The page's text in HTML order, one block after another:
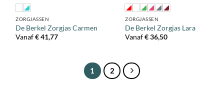
ZORGJASSEN
De Berkel Zorgjas Carmen
Vanaf€41,77
ZORGJASSEN
De Berkel Zorgjas Lara
Vanaf€36,50
1 2